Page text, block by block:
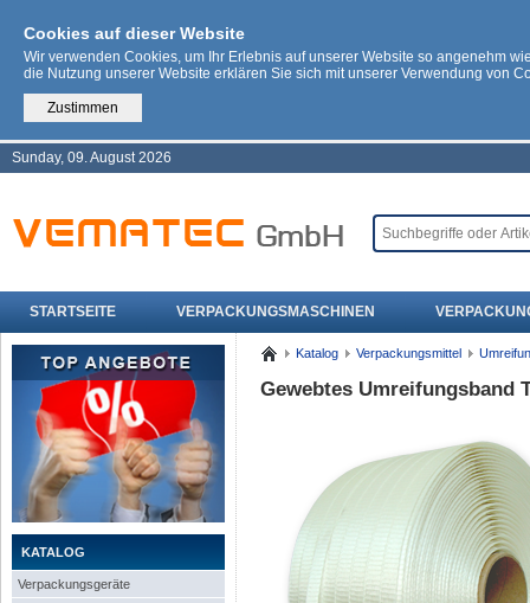
Cookies auf dieser Website
Wir verwenden Cookies, um Ihr Erlebnis auf unserer Website so angenehm
die Nutzung unserer Website erklären Sie sich mit unserer Verwendung von
Zustimmen
Sunday, 09. August 2026
STARTSEITE VERPACKUNGSMASCHINEN
KATALOG
Verpackungsgeräte
Katalog Verpackungsmittel
Gewebtes Umreifungsband